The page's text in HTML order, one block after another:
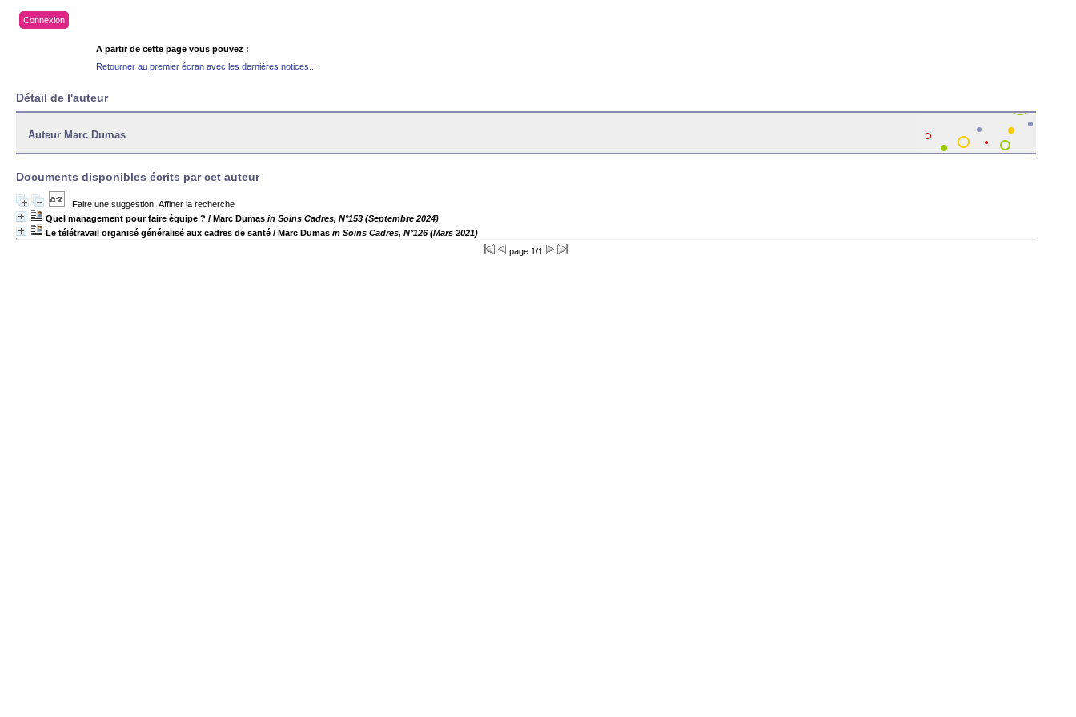
Connexion
A partir de cette page vous pouvez :
Retourner au premier écran avec les dernières notices...
Détail de l'auteur
Auteur Marc Dumas
Documents disponibles écrits par cet auteur
Faire une suggestion Affiner la recherche
Quel management pour faire équipe ? / Marc Dumas in Soins Cadres, N°153 (Septembre 2024)
Le télétravail organisé généralisé aux cadres de santé / Marc Dumas in Soins Cadres, N°126 (Mars 2021)
page 1/1